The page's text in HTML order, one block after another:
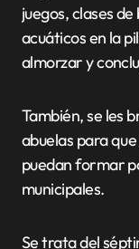
juegos, clases
acuáticos en la
almorzar y
También, se les
abuelas para
puedan formar
municipales.
Se trata del